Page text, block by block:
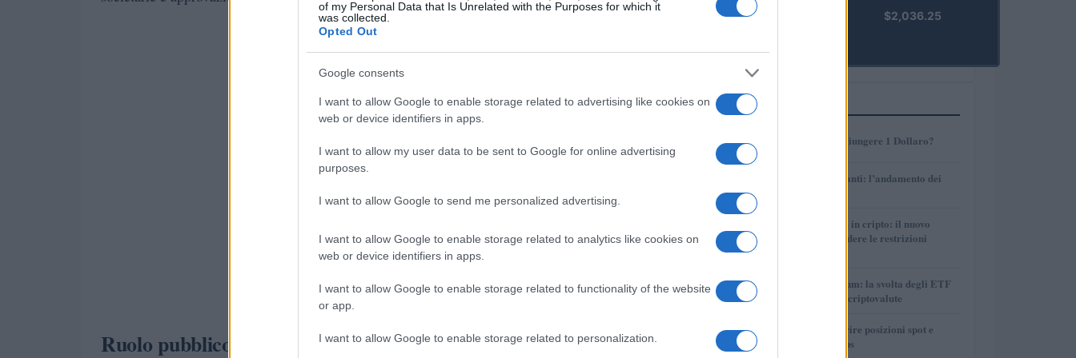
of my Personal Data that Is Unrelated with the Purposes for which it
was collected.
Opted Out
Google consents
I want to allow Google to enable storage related to advertising like cookies on
web or device identifiers in apps.
I want to allow my user data to be sent to Google for online advertising
purposes.
I want to allow Google to send me personalized advertising.
I want to allow Google to enable storage related to analytics like cookies on
web or device identifiers in apps.
I want to allow Google to enable storage related to functionality of the website
or app.
I want to allow Google to enable storage related to personalization.
Ruolo pubblico e influenza strategica di CZ
PRIME)
$2,036.25
PIÙ LETTI
1 AMP: Potrà Raggiungere 1 Dollaro?
Petrolio e carburanti: l’andamento dei
3
Finanza parallela in cripto: il nuovo
strumento per eludere le restrizioni
4
Bitcoin vs Ethereum: la svolta degli ETF
nel mercato delle criptovalute
5
Strategie per coprire posizioni spot e
volatilità con perps